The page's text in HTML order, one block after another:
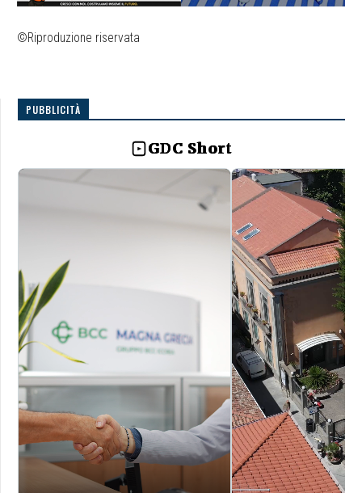
©Riproduzione riservata
PUBBLICITÀ
GDC Short